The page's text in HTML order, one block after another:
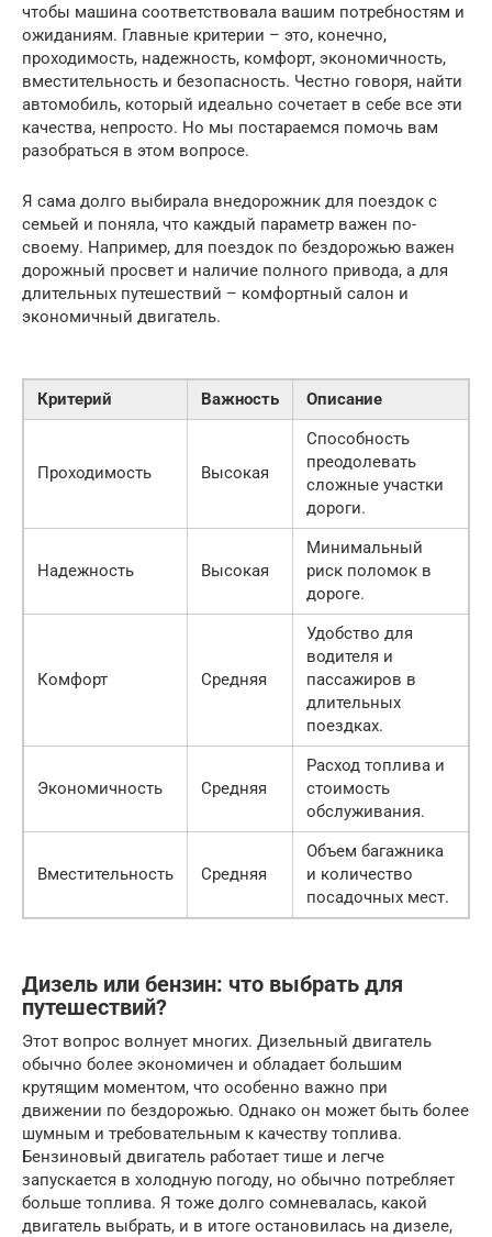
чтобы машина соответствовала вашим потребностям и
ожиданиям. Главные критерии – это, конечно,
проходимость, надежность, комфорт, экономичность,
вместительность и безопасность. Честно говоря, найти
автомобиль, который идеально сочетает в себе все эти
качества, непросто. Но мы постараемся помочь вам
разобраться в этом вопросе.
Я сама долго выбирала внедорожник для поездок с
семьей и поняла, что каждый параметр важен по-
своему. Например, для поездок по бездорожью важен
дорожный просвет и наличие полного привода, а для
длительных путешествий – комфортный салон и
экономичный двигатель.
Критерий Важность Описание
Проходимость Высокая
Способность
преодолевать
сложные участки
дороги.
Надежность Высокая
Минимальный
риск поломок в
дороге.
Комфорт Средняя
Удобство для
водителя и
пассажиров в
длительных
поездках.
Экономичность Средняя
Расход топлива и
стоимость
обслуживания.
Вместительность Средняя
Объем багажника
и количество
посадочных мест.
Дизель или бензин: что выбрать для
путешествий?
Этот вопрос волнует многих. Дизельный двигатель
обычно более экономичен и обладает большим
крутящим моментом, что особенно важно при
движении по бездорожью. Однако он может быть более
шумным и требовательным к качеству топлива.
Бензиновый двигатель работает тише и легче
запускается в холодную погоду, но обычно потребляет
больше топлива. Я тоже долго сомневалась, какой
двигатель выбрать, и в итоге остановилась на дизеле,